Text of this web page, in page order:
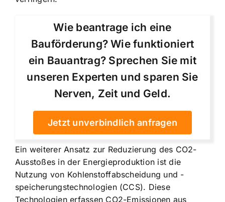
Wie beantrage ich eine
Bauförderung? Wie funktioniert
ein Bauantrag? Sprechen Sie mit
unseren Experten und sparen Sie
Nerven, Zeit und Geld.
Jetzt unverbindlich anfragen
Ein weiterer Ansatz zur Reduzierung des CO2-
Ausstoßes in der Energieproduktion ist die
Nutzung von Kohlenstoffabscheidung und -
speicherungstechnologien(CCS). Diese
Technologien erfassen CO2-Emissionen aus